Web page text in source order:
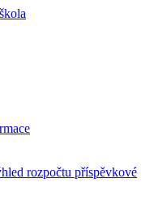
rozpočtu příspěvkové